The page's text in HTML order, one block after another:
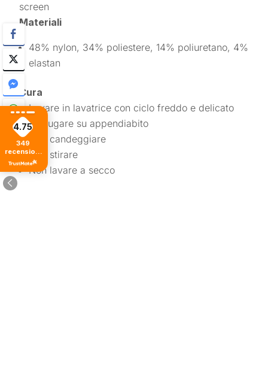
screen
Materiali
48% nylon, 34% poliestere, 14% poliuretano, 4%
elastan
Cura
Lavare in lavatrice con ciclo freddo e delicato
Asciugare su appendiabito
Non candeggiare
Non stirare
Non lavare a secco
4.75
349
recensioni
di tutti i
tempi